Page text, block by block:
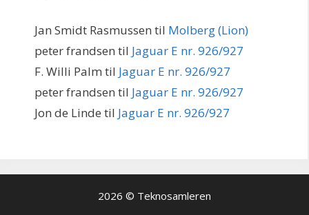
Jan Smidt Rasmussen til Molberg (Lion)
peter frandsen til Jaguar E nr. 926/927
F. Willi Palm til Jaguar E nr. 926/927
peter frandsen til Jaguar E nr. 926/927
Jon de Linde til Jaguar E nr. 926/927
2026 © Teknosamleren